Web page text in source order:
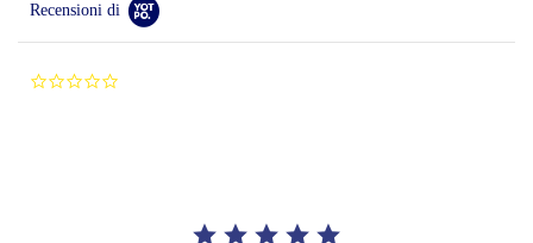
Recensioni di